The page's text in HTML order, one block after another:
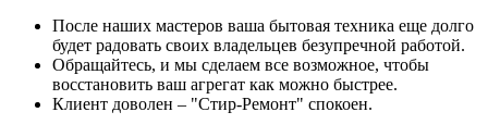
После наших мастеров ваша бытовая техника еще долго
будет радовать своих владельцев безупречной работой.
Обращайтесь, и мы сделаем все возможное, чтобы
восстановить ваш агрегат как можно быстрее.
Клиент доволен – "Стир-Ремонт" спокоен.